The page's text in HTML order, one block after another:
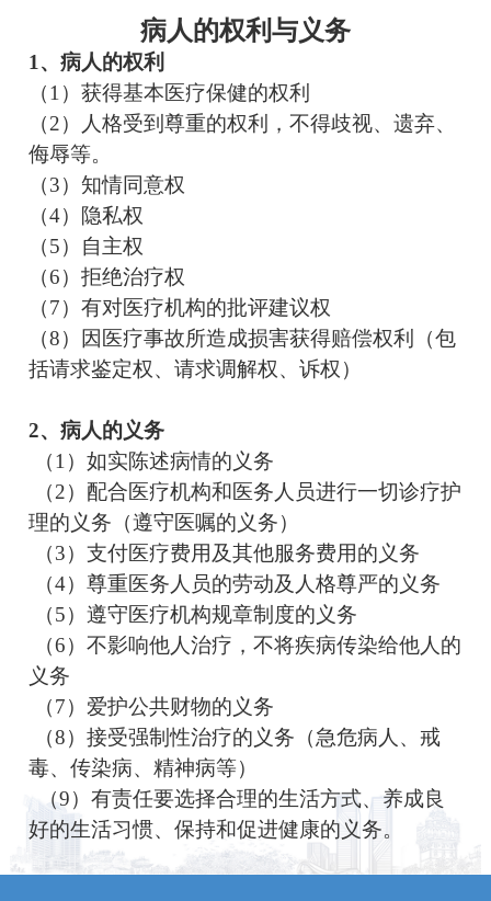
病人的权利与义务
1、病人的权利
（1）获得基本医疗保健的权利
（2）人格受到尊重的权利，不得歧视、遗弃、
侮辱等。
（3）知情同意权
（4）隐私权
（5）自主权
（6）拒绝治疗权
（7）有对医疗机构的批评建议权
（8）因医疗事故所造成损害获得赔偿权利（包
括请求鉴定权、请求调解权、诉权）
2、病人的义务
（1）如实陈述病情的义务
（2）配合医疗机构和医务人员进行一切诊疗护
理的义务（遵守医嘱的义务）
（3）支付医疗费用及其他服务费用的义务
（4）尊重医务人员的劳动及人格尊严的义务
（5）遵守医疗机构规章制度的义务
（6）不影响他人治疗，不将疾病传染给他人的
义务
（7）爱护公共财物的义务
（8）接受强制性治疗的义务（急危病人、戒
毒、传染病、精神病等）
（9）有责任要选择合理的生活方式、养成良
好的生活习惯、保持和促进健康的义务。